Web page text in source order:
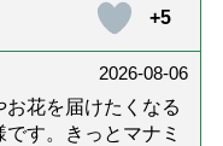
+5
2026-08-06
お花を届けたくなる
す。きっとマナミ